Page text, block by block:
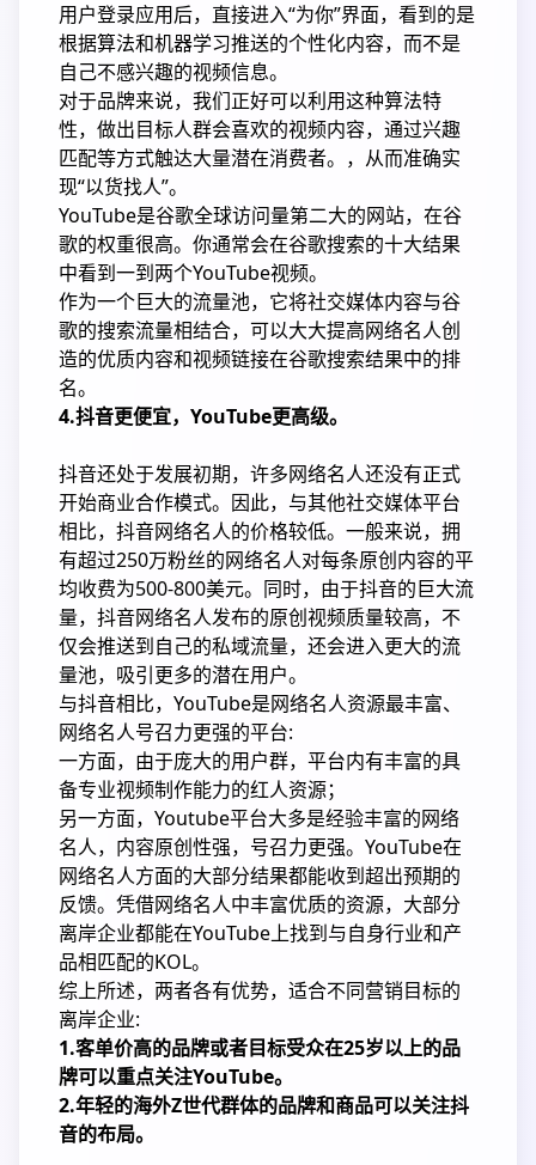
用户登录应用后，直接进入“为你”界面，看到的是
根据算法和机器学习推送的个性化内容，而不是
自己不感兴趣的视频信息。
对于品牌来说，我们正好可以利用这种算法特
性，做出目标人群会喜欢的视频内容，通过兴趣
匹配等方式触达大量潜在消费者。，从而准确实
现“以货找人”。
YouTube是谷歌全球访问量第二大的网站，在谷
歌的权重很高。你通常会在谷歌搜索的十大结果
中看到一到两个YouTube视频。
作为一个巨大的流量池，它将社交媒体内容与谷
歌的搜索流量相结合，可以大大提高网络名人创
造的优质内容和视频链接在谷歌搜索结果中的排
名。
4.抖音更便宜，YouTube更高级。
抖音还处于发展初期，许多网络名人还没有正式
开始商业合作模式。因此，与其他社交媒体平台
相比，抖音网络名人的价格较低。一般来说，拥
有超过250万粉丝的网络名人对每条原创内容的平
均收费为500-800美元。同时，由于抖音的巨大流
量，抖音网络名人发布的原创视频质量较高，不
仅会推送到自己的私域流量，还会进入更大的流
量池，吸引更多的潜在用户。
与抖音相比，YouTube是网络名人资源最丰富、
网络名人号召力更强的平台:
一方面，由于庞大的用户群，平台内有丰富的具
备专业视频制作能力的红人资源；
另一方面，Youtube平台大多是经验丰富的网络
名人，内容原创性强，号召力更强。YouTube在
网络名人方面的大部分结果都能收到超出预期的
反馈。凭借网络名人中丰富优质的资源，大部分
离岸企业都能在YouTube上找到与自身行业和产
品相匹配的KOL。
综上所述，两者各有优势，适合不同营销目标的
离岸企业:
1.客单价高的品牌或者目标受众在25岁以上的品
牌可以重点关注YouTube。
2.年轻的海外Z世代群体的品牌和商品可以关注抖
音的布局。